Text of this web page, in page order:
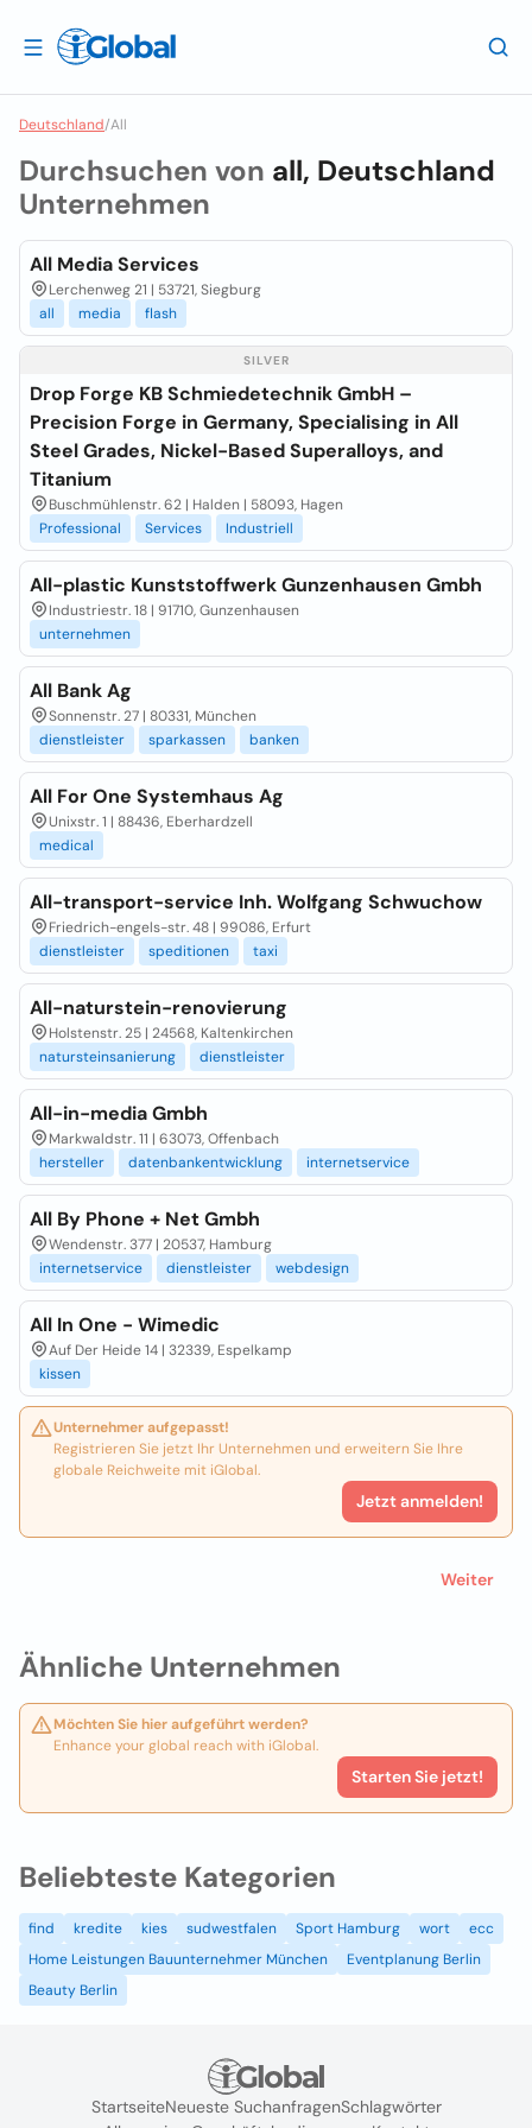
Deutschland/All
Ähnliche Unternehmen
Möchten Sie hier aufgeführt werden?
Enhance your global reach with iGlobal.
Starten Sie jetzt!
Durchsuchen von all, Deutschland
Unternehmen
All Media Services
Lerchenweg 21 | 53721, Siegburg
all
media flash
SILVER
Drop Forge KB Schmiedetechnik GmbH –
Precision Forge in Germany, Specialising in All
Steel Grades, Nickel-Based Superalloys, and
Titanium
Buschmühlenstr. 62 | Halden | 58093, Hagen
Professional
Services Industriell
All-plastic Kunststoffwerk Gunzenhausen Gmbh
Industriestr. 18 | 91710, Gunzenhausen
unternehmen
All Bank Ag
Sonnenstr. 27 | 80331, München
dienstleister
sparkassen banken
All For One Systemhaus Ag
Unixstr. 1 | 88436, Eberhardzell
medical
All-transport-service Inh. Wolfgang Schwuchow
Friedrich-engels-str. 48 | 99086, Erfurt
dienstleister
speditionen taxi
All-naturstein-renovierung
Holstenstr. 25 | 24568, Kaltenkirchen
natursteinsanierung
dienstleister
All-in-media Gmbh
Markwaldstr. 11 | 63073, Offenbach
hersteller
datenbankentwicklung internetservice
All By Phone + Net Gmbh
Wendenstr. 377 | 20537, Hamburg
internetservice
dienstleister webdesign
All In One - Wimedic
Auf Der Heide 14 | 32339, Espelkamp
kissen
Unternehmer aufgepasst!
Registrieren Sie jetzt Ihr Unternehmen und erweitern Sie Ihre
globale Reichweite mit iGlobal.
Jetzt anmelden!
Weiter
Beliebteste Kategorien
find kredite kies sudwestfalen Sport Hamburg wort
ecc
Home Leistungen Bauunternehmer München
Eventplanung Berlin
Beauty Berlin
StartseiteNeueste SuchanfragenSchlagwörter